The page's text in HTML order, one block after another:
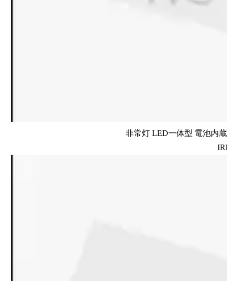
非常灯 LED一体型 電池内